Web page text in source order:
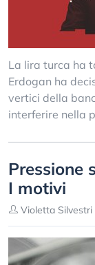
La lira turca ha
Erdogan ha
vertici della
interferire nella
Pressione
I motivi
Violetta Silvestri